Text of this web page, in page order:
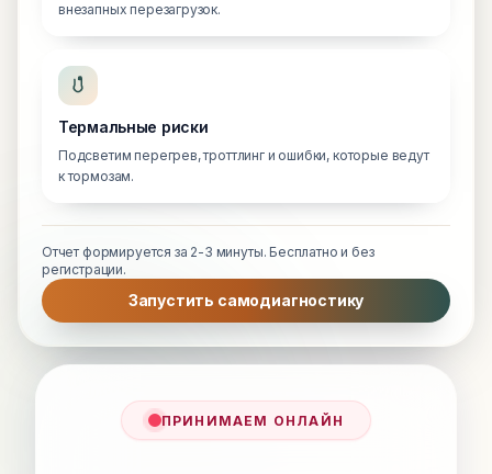
внезапных перезагрузок.
Термальные риски
Подсветим перегрев, троттлинг и ошибки, которые ведут
к тормозам.
Отчет формируется за 2-3 минуты. Бесплатно и без
регистрации.
Запустить самодиагностику
ПРИНИМАЕМ ОНЛАЙН